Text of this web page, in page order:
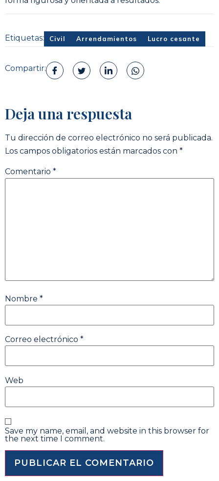
Etiquetas: Civil Arrendamientos Lucro cesante
Compartir:
Deja una respuesta
Tu dirección de correo electrónico no será publicada.
Los campos obligatorios están marcados con *
Comentario *
Nombre *
Correo electrónico *
Web
Save my name, email, and website in this browser for
the next time I comment.